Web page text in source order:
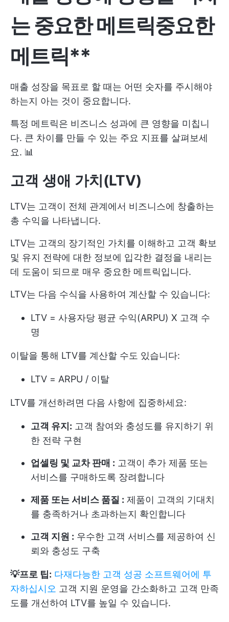
는 중요한 메트릭중요한
메트릭**
매출 성장을 목표로 할 때는 어떤 숫자를 주시해야
하는지 아는 것이 중요합니다.
특정 메트릭은 비즈니스 성과에 큰 영향을 미칩니
다. 큰 차이를 만들 수 있는 주요 지표를 살펴보세
요. 📊
고객 생애 가치(LTV)
LTV는 고객이 전체 관계에서 비즈니스에 창출하는
총 수익을 나타냅니다.
LTV는 고객의 장기적인 가치를 이해하고 고객 확보
및 유지 전략에 대한 정보에 입각한 결정을 내리는
데 도움이 되므로 매우 중요한 메트릭입니다.
LTV는 다음 수식을 사용하여 계산할 수 있습니다:
LTV = 사용자당 평균 수익(ARPU) X 고객 수
명
이탈을 통해 LTV를 계산할 수도 있습니다:
LTV = ARPU / 이탈
LTV를 개선하려면 다음 사항에 집중하세요:
고객 유지: 고객 참여와 충성도를 유지하기 위
한 전략 구현
업셀링 및 교차 판매 : 고객이 추가 제품 또는
서비스를 구매하도록 장려합니다
제품 또는 서비스 품질 : 제품이 고객의 기대치
를 충족하거나 초과하는지 확인합니다
고객 지원 : 우수한 고객 서비스를 제공하여 신
뢰와 충성도 구축
💡프로 팁: 다재다능한 고객 성공 소프트웨어에 투
자하십시오 고객 지원 운영을 간소화하고 고객 만족
도를 개선하여 LTV를 높일 수 있습니다.